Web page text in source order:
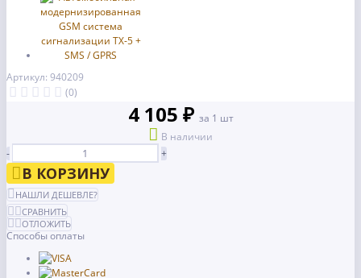
Артикул: 940209
(0)
4 105 ₽ за 1 шт
В наличии
-
+
В КОРЗИНУ
НАШЛИ ДЕШЕВЛЕ?
СРАВНИТЬ
ОТЛОЖИТЬ
Способы оплаты